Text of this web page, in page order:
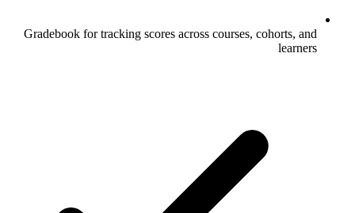
Gradebook for tracking scores across courses, cohorts, and
learners